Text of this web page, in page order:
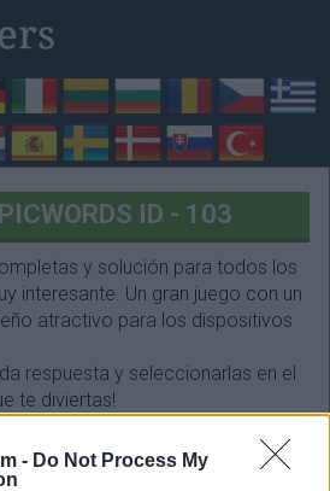
- Do Not Process My
ID - 103
y solución para todos los
interesante. Un gran juego con un
atractivo para los dispositivos
respuesta y seleccionarlas en el
te diviertas!